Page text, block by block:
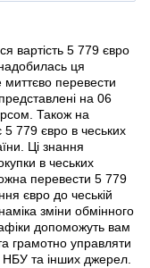
вартість 5 779 євро
ця
перевести
на 06
Також на
5 779 євро в чеських
Ці знання
в чеських
перевести 5 779
євро до чеській
зміни обмінного
допоможуть вам
грамотно управляти
та інших джерел.